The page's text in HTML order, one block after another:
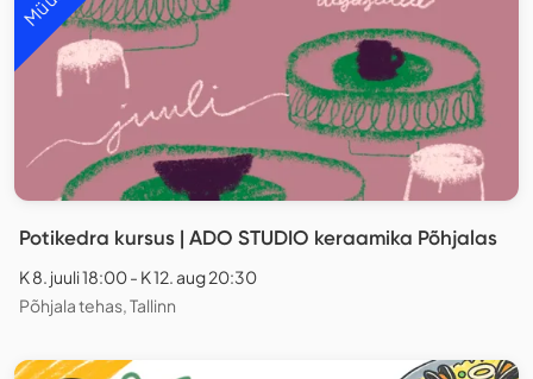
Potikedra kursus | ADO STUDIO keraamika Põhjalas
K 8. juuli 18:00 - K 12. aug 20:30
Põhjala tehas, Tallinn